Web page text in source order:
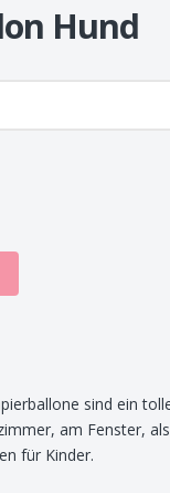
Hund
sind ein
am Fenster,
für Kinder.